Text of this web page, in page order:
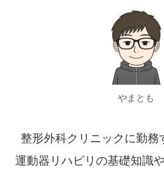
やまとも
整形外科クリニックに勤務
運動器リハビリの基礎知識